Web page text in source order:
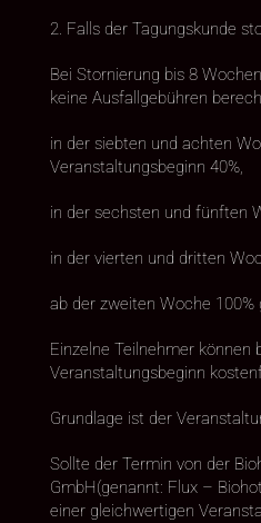
2. Falls der Tagungskunde
Bei Stornierung bis 8
keine Ausfallgebühren
in der siebten und achten
Veranstaltungsbeginn 40%,
in der sechsten und fünften
in der vierten und dritten
ab der zweiten Woche
Einzelne Teilnehmer können
Veranstaltungsbeginn
Grundlage ist der
Sollte der Termin von der
GmbH(genannt: Flux –
einer gleichwertigen